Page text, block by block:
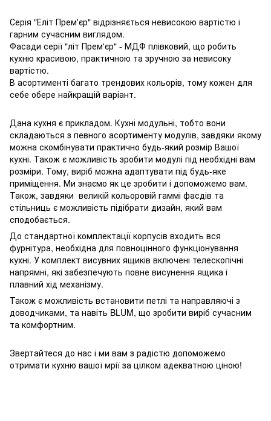
Серія "Еліт Прем'єр" відрізняється невисокою вартістю і
гарним сучасним виглядом.
Фасади серії "літ Прем'єр" - МДФ плівковий, що робить
кухню красивою, практичною та зручною за невисоку
вартістю.
В асортименті багато трендових кольорів, тому кожен для
себе обере найкращій варіант.
Дана кухня є прикладом. Кухні модульні, тобто вони
складаються з певного асортименту модулів, завдяки якому
можна скомбінувати практично будь-який розмір Вашої
кухні. Також є можливість зробити модулі під необхідні вам
розміри. Тому, виріб можна адаптувати під будь-яке
приміщення. Ми знаємо як це зробити і допоможемо вам.
Також, завдяки великій кольоровій гаммі фасдів та
стільниць є можливість підібрати дизайн, який вам
сподобається.
До стандартної комплектації корпусів входить вся
фурнітура, необхідна для повноцінного функціонування
кухні. У комплект висувних ящиків включені телескопічні
напрямні, які забезпечують повне висунення ящика і
плавний хід механізму.
Також є можливість встановити петлі та направляючі з
доводчиками, та навіть BLUM, що зробити виріб сучасним
та комфортним.
Звертайтеся до нас і ми вам з радістю допоможемо
отримати кухню вашої мрії за цілком адекватною ціною!